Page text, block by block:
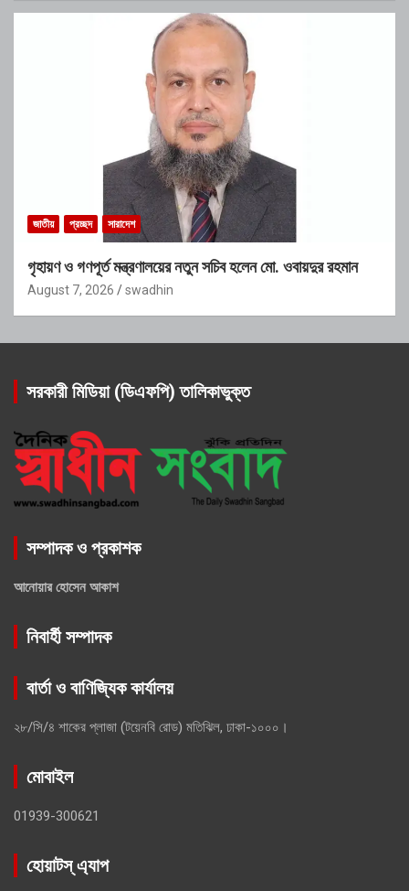
জাতীয় প্রচ্ছদ সারাদেশ
গৃহায়ণ ও গণপূর্ত মন্ত্রণালয়ের নতুন সচিব হলেন মো. ওবায়দুর রহমান
August 7, 2026 swadhin
সরকারী মিডিয়া (ডিএফপি) তালিকাভুক্ত
সম্পাদক ও প্রকাশক
আনোয়ার হোসেন আকাশ
নিবার্হী সম্পাদক
বার্তা ও বাণিজ্যিক কার্যালয়
২৮/সি/৪ শাকের প্লাজা (টয়েনবি রোড) মতিঝিল, ঢাকা-১০০০।
মোবাইল
01939-300621
হোয়াটস্ এ্যাপ